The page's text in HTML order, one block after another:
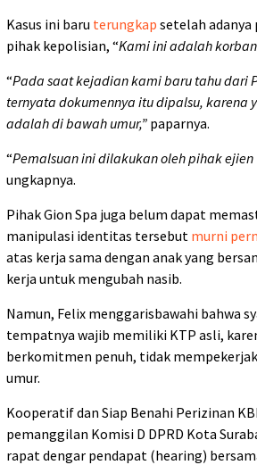
Kasus ini baru terungkap setelah adanya
pihak kepolisian, “Kami ini adalah korban
“Pada saat kejadian kami baru tahu dari
ternyata dokumennya itu dipalsu, karena
adalah di bawah umur,” paparnya.
“Pemalsuan ini dilakukan oleh pihak ejien
ungkapnya.
Pihak Gion Spa juga belum dapat
manipulasi identitas tersebut murni
atas kerja sama dengan anak yang
kerja untuk mengubah nasib.
Namun, Felix menggarisbawahi bahwa
tempatnya wajib memiliki KTP asli,
berkomitmen penuh, tidak
umur.
Kooperatif dan Siap Benahi Perizinan
pemanggilan Komisi D DPRD Kota
rapat dengar pendapat (hearing)